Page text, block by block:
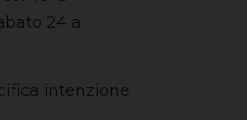
24 a
intenzione